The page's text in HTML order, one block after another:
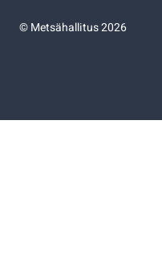
©Metsähallitus 2026